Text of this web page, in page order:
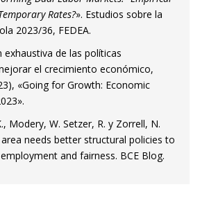
Rates?». Estudios sobre la
2023/36, FEDEA.
exhaustiva de las políticas
el crecimiento económico,
«Going for Growth: Economic
Modery, W. Setzer, R. y Zorrell, N.
needs better structural policies to
and fairness. BCE Blog.